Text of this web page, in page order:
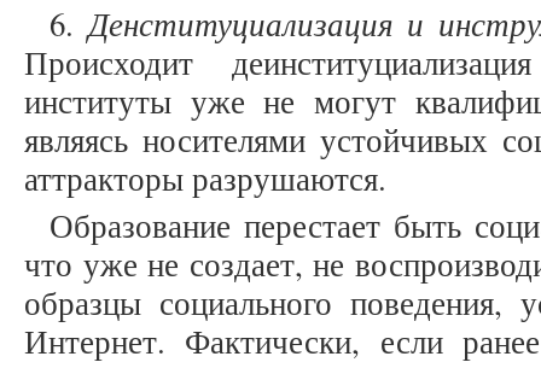
6. Денституциализация и
Происходит
институты уже не могут
являясь носителями устойчивых
аттракторы разрушаются.
Образование перестает быть
что уже не создает, не
образцы социального поведения,
Интернет. Фактически, если